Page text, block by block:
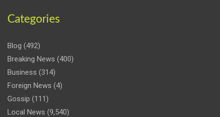
Categories
Blog (492)
Breaking News (400)
Business (314)
Foreign News (4)
Gossip (111)
Local News (9,540)